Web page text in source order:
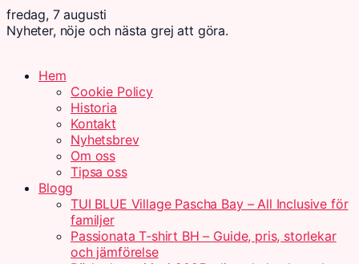
fredag, 7 augusti
Nyheter, nöje och nästa grej att göra.
Hem
Cookie Policy
Historia
Kontakt
Nyhetsbrev
Om oss
Tipsa oss
Blogg
TUI BLUE Village Pascha Bay – All Inclusive för
familjer
Passionata T-shirt BH – Guide, pris, storlekar
och jämförelse